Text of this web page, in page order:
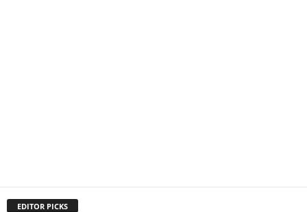
EDITOR PICKS